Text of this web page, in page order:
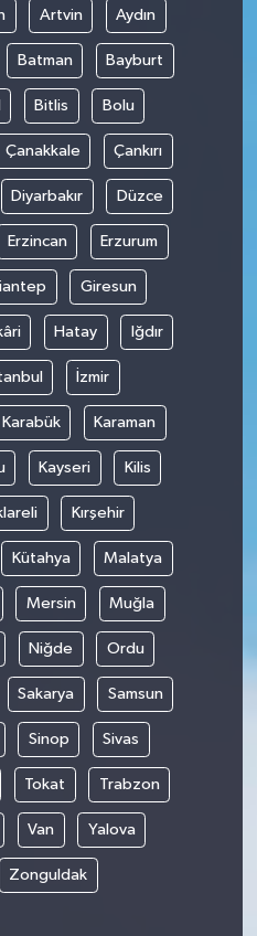
Artvin Aydın
Batman Bayburt
Bitlis Bolu
Çanakkale Çankırı
Diyarbakır Düzce
Erzincan Erzurum
Giresun
Hatay Iğdır
İzmir
Karabük Karaman
Kayseri Kilis
Kırşehir
Kütahya Malatya
Mersin Muğla
Niğde Ordu
Sakarya Samsun
Sinop Sivas
Tokat Trabzon
Van Yalova
Zonguldak